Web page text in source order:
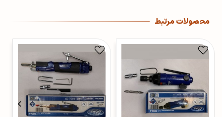
محصولات مرتبط